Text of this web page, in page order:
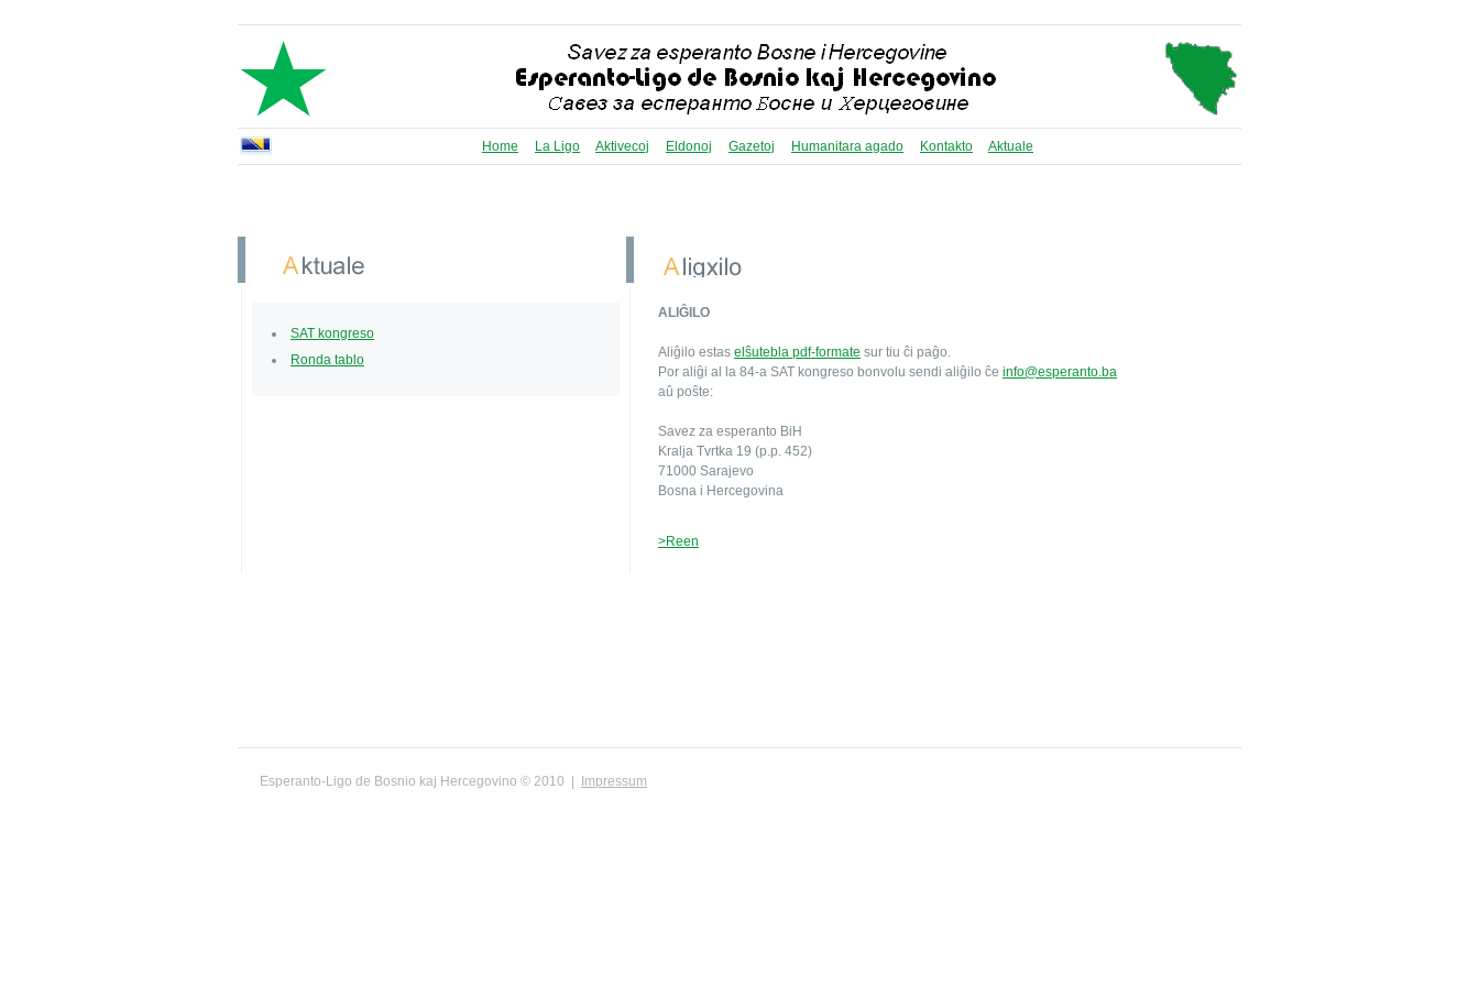
Home La Ligo Aktivecoj Eldonoj Gazetoj Humanitara agado Kontakto Aktuale
SAT kongreso
Ronda tablo
ALIĜILO
Aliĝilo estas elŝutebla pdf-formate sur tiu ĉi paĝo.
Por aliĝi al la 84-a SAT kongreso bonvolu sendi aliĝilo ĉe info@esperanto.ba
aû poŝte:
Savez za esperanto BiH
Kralja Tvrtka 19 (p.p. 452)
71000 Sarajevo
Bosna i Hercegovina
>Reen
Esperanto-Ligo de Bosnio kaj Hercegovino © 2010 | Impressum